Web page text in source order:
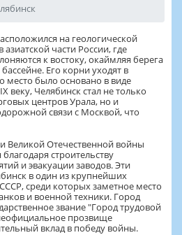
на геологической
части России, где
к востоку, окаймляя берега
Его корни уходят в
место было основано в виде
веку, Челябинск стал не только
центров Урала, но и
связи с Москвой, что
Великой Отечественной войны
строительству
и эвакуации заводов. Эти
в один из крупнейших
среди которых заметное место
и военной техники. Город
звание "Город трудовой
прозвище
вклад в победу войны.